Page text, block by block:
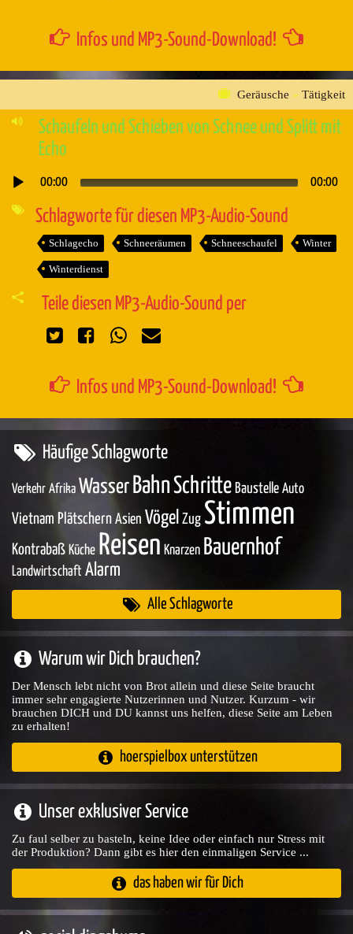
Infos und MP3-Sound-Download!
Geräusche » Tätigkeit
Schaufeln und Schieben von Schnee und Splitt mit
Echo
Audio-
00:00 00:00
Schlagworte für diesen MP3-Audio-Sound
Schlagecho Schneeräumen Schneeschaufel Winter
Winterdienst
Teile diesen MP3-Audio-Sound per
Infos und MP3-Sound-Download!
Häufige Schlagworte
Verkehr Afrika Wasser BahnSchritte Baustelle Auto
Vietnam Plätschern Asien Vögel Zug Stimmen
Kontrabaß Küche Reisen Knarzen Bauernhof
Landwirtschaft Alarm
Alle Schlagworte
Warum wir Dich brauchen?
Der Mensch lebt nicht von Brot allein und diese Seite braucht
immer sehr engagierte Nutzerinnen und Nutzer. Kurzum - wir
brauchen DICH und DU kannst uns helfen, diese Seite am Leben
zu erhalten!
hoerspielbox unterstützen
Unser exklusiver Service
Zu faul selber zu basteln, keine Idee oder einfach nur Stress mit
der Produktion? Dann gibt es hier den einmaligen Service ...
das haben wir für Dich